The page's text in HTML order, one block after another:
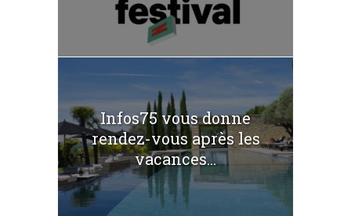
Infos75 vous donne
rendez-vous après les
vacances...